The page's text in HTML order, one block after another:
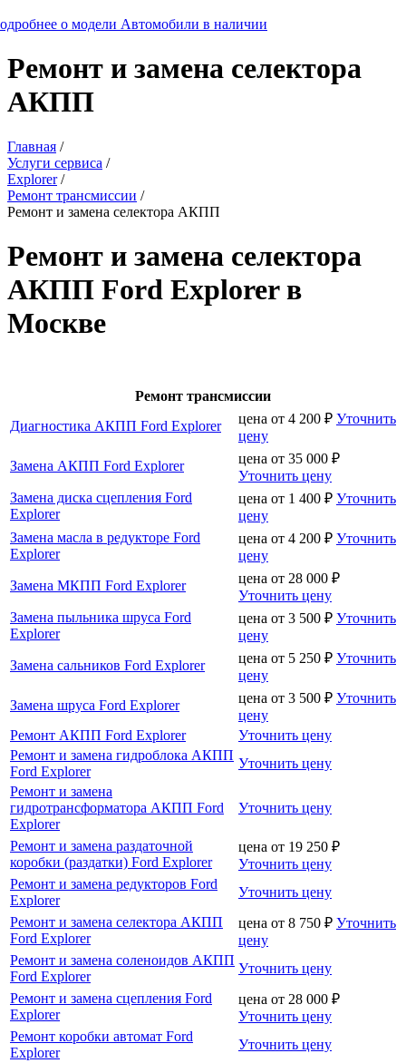
о модели Автомобили в наличии
Ремонт и замена селектора
АКПП
Главная /
Услуги сервиса /
Explorer/
Ремонт трансмиссии /
Ремонт и замена селектора АКПП
Ремонт и замена селектора
АКПП Ford Explorer в
Москве
Ремонт трансмиссии
Диагностика АКПП Ford Explorer
цена от 4 200 ₽ Уточнить
цену
Замена АКПП Ford Explorer
цена от 35 000 ₽
Уточнить цену
Замена диска сцепления Ford
Explorer
цена от 1 400 ₽ Уточнить
цену
Замена масла в редукторе Ford
Explorer
цена от 4 200 ₽ Уточнить
цену
Замена МКПП Ford Explorer
цена от 28 000 ₽
Уточнить цену
Замена пыльника шруса Ford
Explorer
цена от 3 500 ₽ Уточнить
цену
Замена сальников Ford Explorer
цена от 5 250 ₽ Уточнить
цену
Замена шруса Ford Explorer
цена от 3 500 ₽ Уточнить
цену
Ремонт АКПП Ford Explorer
Уточнить цену
Ремонт и замена гидроблока АКПП
Ford Explorer
Уточнить цену
Ремонт и замена
гидротрансформатора АКПП Ford
Explorer
Уточнить цену
Ремонт и замена раздаточной
коробки (раздатки) Ford Explorer
цена от 19 250 ₽
Уточнить цену
Ремонт и замена редукторов Ford
Explorer
Уточнить цену
Ремонт и замена селектора АКПП
Ford Explorer
цена от 8 750 ₽ Уточнить
цену
Ремонт и замена соленоидов АКПП
Ford Explorer
Уточнить цену
Ремонт и замена сцепления Ford
Explorer
цена от 28 000 ₽
Уточнить цену
Ремонт коробки автомат Ford
Explorer
Уточнить цену